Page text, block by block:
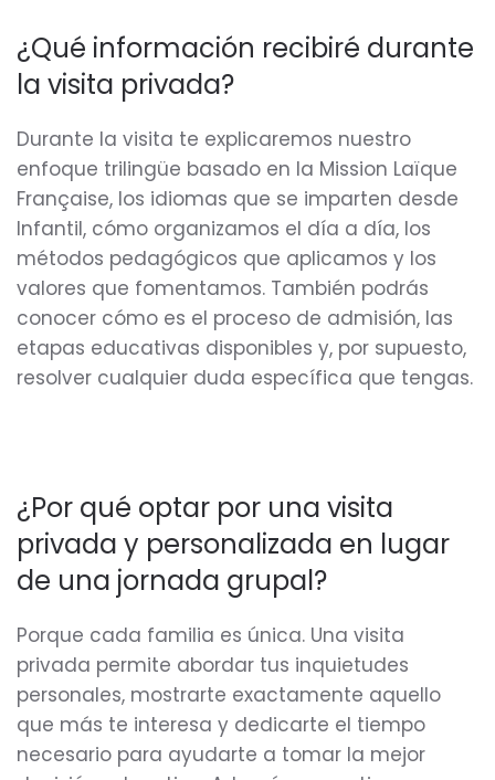
¿Qué información recibiré durante
la visita privada?
Durante la visita te explicaremos nuestro
enfoque trilingüe basado en la Mission Laïque
Française, los idiomas que se imparten desde
Infantil, cómo organizamos el día a día, los
métodos pedagógicos que aplicamos y los
valores que fomentamos. También podrás
conocer cómo es el proceso de admisión, las
etapas educativas disponibles y, por supuesto,
resolver cualquier duda específica que tengas.
¿Por qué optar por una visita
privada y personalizada en lugar
de una jornada grupal?
Porque cada familia es única. Una visita
privada permite abordar tus inquietudes
personales, mostrarte exactamente aquello
que más te interesa y dedicarte el tiempo
necesario para ayudarte a tomar la mejor